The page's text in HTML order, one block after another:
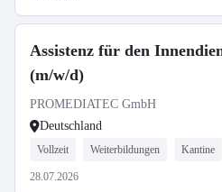
Assistenz für den
(m/w/d)
PROMEDIATEC GmbH
Deutschland
Vollzeit Weiterbildungen Kantine
28.07.2026